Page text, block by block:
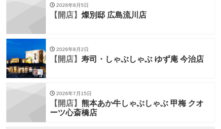
2026年8月5日
【開店】 燦別邸 広島流川店
2026年8月2日
【開店】 寿司・しゃぶしゃぶ ゆず庵 今治店
2026年7月15日
【開店】 熊本あか牛しゃぶしゃぶ 甲梅 クオ
ーツ心斎橋店